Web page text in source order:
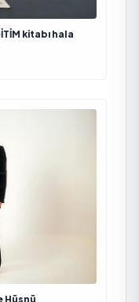
kitabı hala
Hüsnü